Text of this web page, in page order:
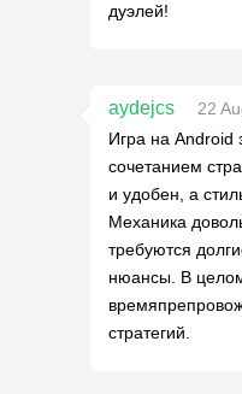
дуэлей!
aydejcs
22
Игра на Android
сочетанием
и удобен, а
Механика
требуются
нюансы. В
стратегий.